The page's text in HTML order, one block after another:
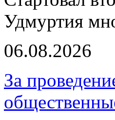
Удмуртия
06.08.2026
За